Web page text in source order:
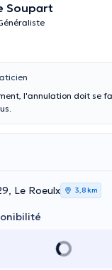
Soupart
l'annulation doit se
Le Roeulx 3,8 km